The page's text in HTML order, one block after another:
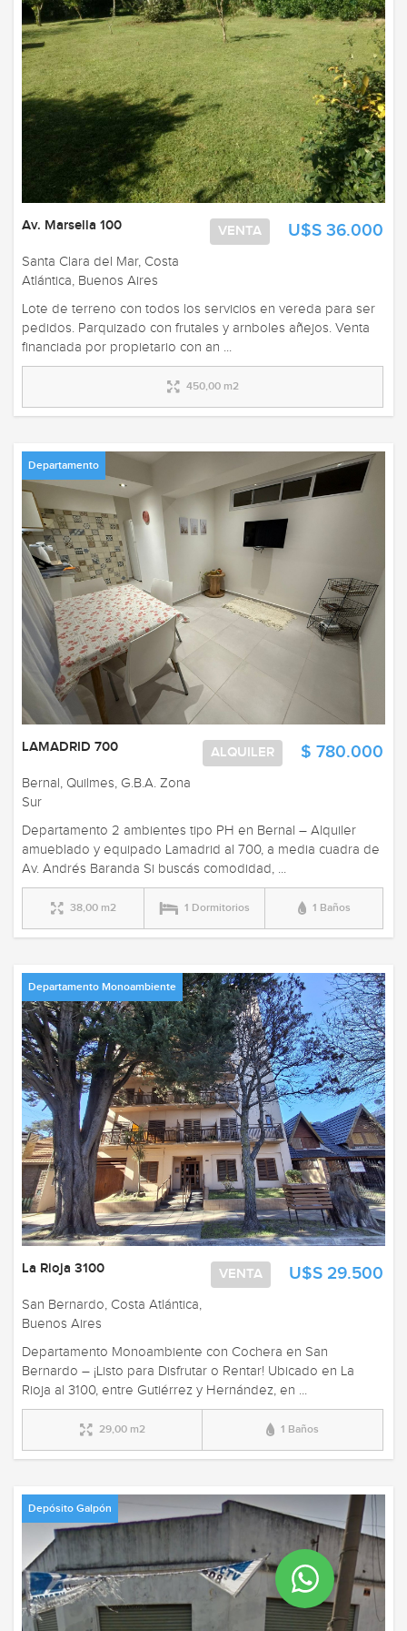
U$S 36.000
VENTA
Av. Marsella 100
Santa Clara del Mar, Costa
Atlántica, Buenos Aires
Lote de terreno con todos los servicios en vereda para ser
pedidos. Parquizado con frutales y arnboles añejos. Venta
financiada por propietario con an ...
450,00 m2
Departamento
$ 780.000
ALQUILER
LAMADRID 700
Bernal, Quilmes, G.B.A. Zona
Sur
Departamento 2 ambientes tipo PH en Bernal – Alquiler
amueblado y equipado Lamadrid al 700, a media cuadra de
Av. Andrés Baranda Si buscás comodidad, ...
38,00 m2 1 Dormitorios 1 Baños
Departamento Monoambiente
U$S 29.500
VENTA
La Rioja 3100
San Bernardo, Costa Atlántica,
Buenos Aires
Departamento Monoambiente con Cochera en San
Bernardo – ¡Listo para Disfrutar o Rentar! Ubicado en La
Rioja al 3100, entre Gutiérrez y Hernández, en ...
29,00 m2 1 Baños
Depósito Galpón